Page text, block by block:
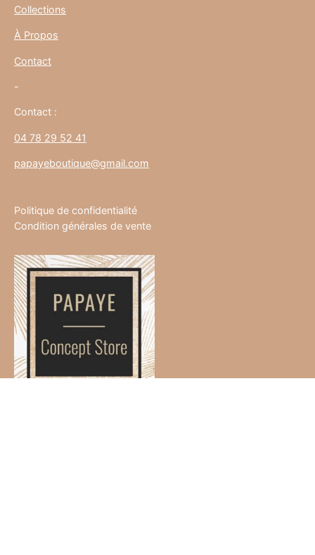
Collections
À Propos
Contact
-
Contact :
04 78 29 52 41
papayeboutique@gmail.com
Politique de confidentialité
Condition générales de vente